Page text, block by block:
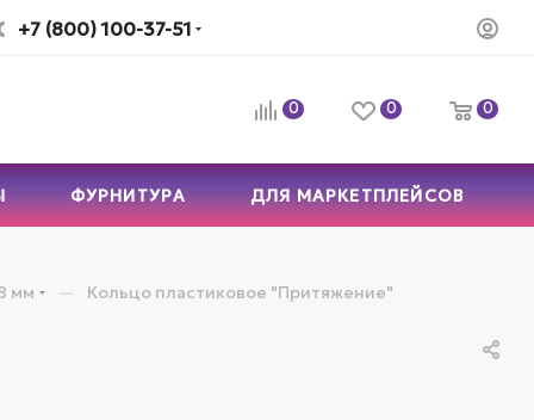
+7 (800) 100-37-51
0 0 0
ФУРНИТУРА ДЛЯ МАРКЕТПЛЕЙСОВ
мм — Кольцо пластиковое "Притяжение"